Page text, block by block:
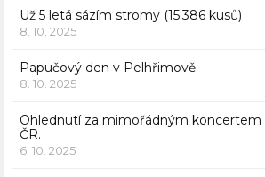
Už 5 letá sázím stromy (15.386 kusů)
8. 10. 2025
Papučový den v Pelhřimově
8. 10. 2025
Ohlednutí za mimořádným koncertem
ČR.
6. 10. 2025